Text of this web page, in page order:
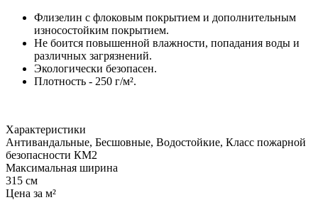
Флизелин с флоковым покрытием и дополнительным
износостойким покрытием.
Не боится повышенной влажности, попадания воды и
различных загрязнений.
Экологически безопасен.
Плотность - 250 г/м².
Характеристики
Антивандальные, Бесшовные, Водостойкие, Класс пожарной
безопасности КМ2
Максимальная ширина
315 см
Цена за м²